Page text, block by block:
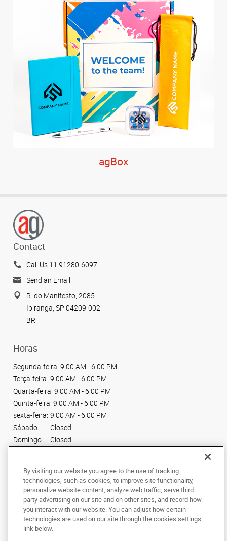
agBox
Contact
Call Us 11 91280-6097
Send an Email
R. do Manifesto, 2085
Ipiranga, SP 04209-002
BR
Horas
Segunda-feira: 9:00 AM - 6:00 PM
Terça-feira: 9:00 AM - 6:00 PM
Quarta-feira: 9:00 AM - 6:00 PM
Quinta-feira: 9:00 AM - 6:00 PM
sexta-feira: 9:00 AM - 6:00 PM
Sábado:
Closed
Domingo:
Closed
Copyright © 2024 AlphaGraphics Printshops do Brasil. Todos os direitos
reservados.
By visiting our website you agree to the use of tracking
technologies, such as cookies, to improve site functionality,
personalize website content, analyze web traffic, serve third
party advertising on our site and on other sites, and record how
you interact with our website. You can adjust how certain
technologies are used on our site through the cookies settings
link below.